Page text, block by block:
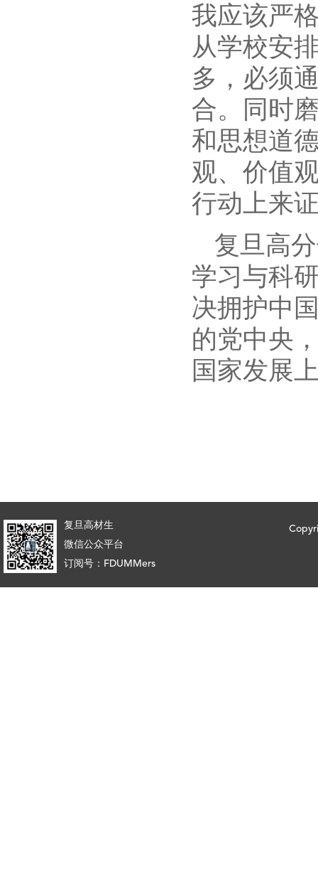
我应该严
从学校安
多，必须
合。同时
和思想道
观、价值
行动上来
复旦高
学习与科
决拥护中
的党中央
国家发展
复旦高材生
微信公众平台
订阅号：FDUMMers